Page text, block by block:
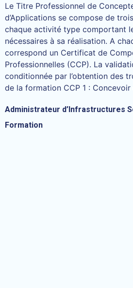
Le Titre Professionnel de
d’Applications se compose de
chaque activité type comportant
nécessaires à sa réalisation. A
correspond un Certificat de
Professionnelles (CCP). La
conditionnée par l’obtention des
de la formation CCP 1 :
Administrateur d’Infrastructures
Formation